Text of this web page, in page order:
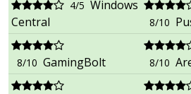
4/5 Windows
Central
8/10
8/10 GamingBolt 8/10